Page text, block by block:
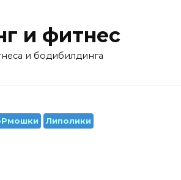
и фитнес
и бодибилдинга
Липолики